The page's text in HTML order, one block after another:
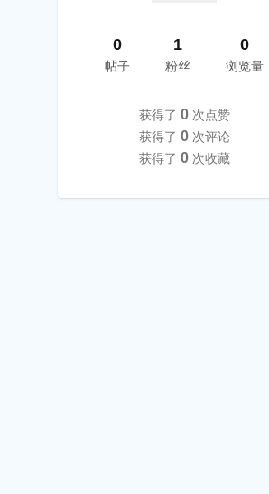
0
帖子
1
粉丝
0
浏览量
获得了 0 次点赞
获得了 0 次评论
获得了 0 次收藏